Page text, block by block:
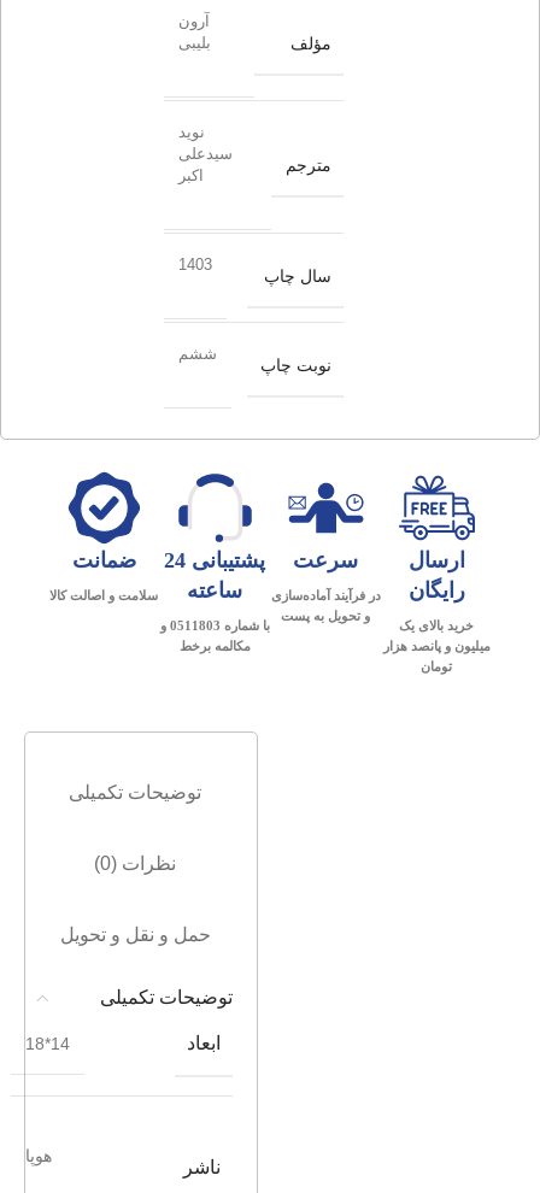
مؤلف
آرون
بلیبی
مترجم
نوید
سیدعلی
اکبر
سال چاپ
1403
نوبت چاپ
ششم
ارسال
رایگان
خرید بالای یک
میلیون و پانصد هزار
تومان
سرعت
در فرآیند آماده‌سازی
و تحویل به پست
پشتیبانی 24
ساعته
با شماره 0511803 و
مکالمه برخط
ضمانت
سلامت و اصالت کالا
توضیحات تکمیلی
نظرات (0)
حمل و نقل و تحویل
توضیحات تکمیلی
ابعاد 14*18
ناشر
هوپا